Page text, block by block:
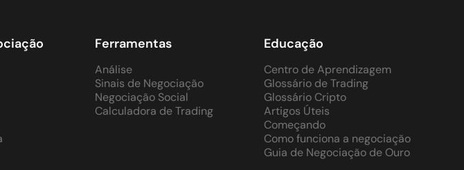
Ferramentas
Análise
Sinais de Negociação
Negociação Social
Calculadora de Trading
Educação
Centro de Aprendizagem
Glossário de Trading
Glossário Cripto
Artigos Úteis
Começando
Como funciona a negociação
Guia de Negociação de Ouro